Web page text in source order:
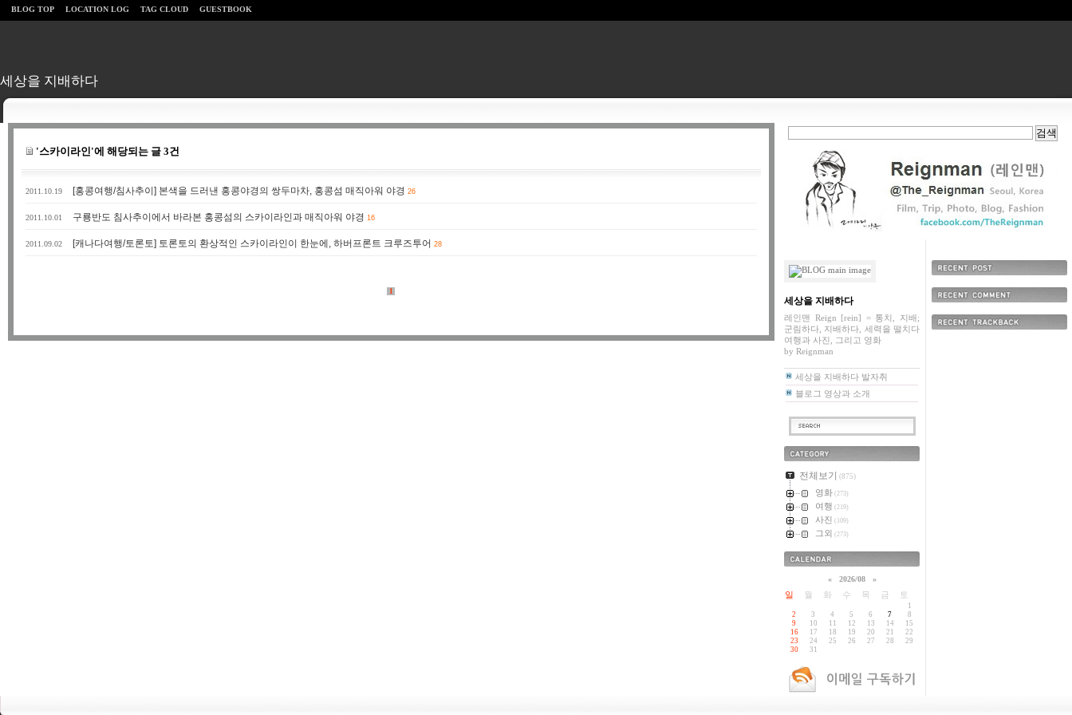
세상을 지배하다
BLOG TOP LOCATION LOG TAG CLOUD GUESTBOOK
'스카이라인'에 해당되는 글 3건
2011.10.19 [홍콩여행/침사추이] 본색을 드러낸 홍콩야경의 쌍두마차, 홍콩섬 매직아워 야경 26
2011.10.01 구룡반도 침사추이에서 바라본 홍콩섬의 스카이라인과 매직아워 야경 16
2011.09.02 [캐나다여행/토론토] 토론토의 환상적인 스카이라인이 한눈에, 하버프론트 크루즈투어 28
1
세상을 지배하다
레인맨 Reign [rein] = 통치, 지배;
군림하다, 지배하다, 세력을 떨치다
여행과 사진, 그리고 영화
by Reignman
세상을 지배하다 발자취
블로그 영상과 소개
카테고리
전체보기 (875)
영화 (273)
여행 (219)
사진 (109)
그외 (273)
« 2026/08 »
일 월 화 수 목 금 토
1
2
3 4 5 6 7
8
9
10 11 12 13 14
15
16
17 18 19 20 21
22
23
24 25 26 27 28
29
30
31